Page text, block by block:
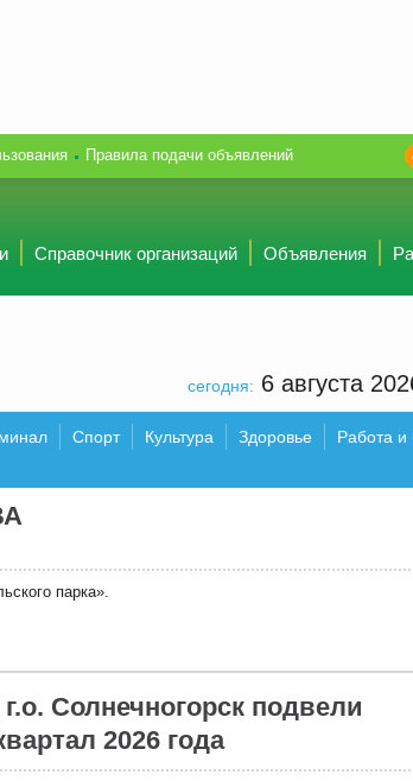
Правила подачи объявлений
Справочник организаций Объявления
сегодня: 6 августа
Спорт Культура Здоровье
Работа и
парка».
Солнечногорск подвели
2026 года